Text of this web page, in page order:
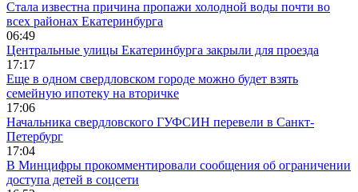
Стала известна причина пропажи холодной воды почти во
всех районах Екатеринбурга
06:49
Центральные улицы Екатеринбурга закрыли для проезда
17:17
Еще в одном свердловском городе можно будет взять
семейную ипотеку на вторичке
17:06
Начальника свердловского ГУФСИН перевели в Санкт-
Петербург
17:04
В Минцифры прокомментировали сообщения об ограничении
доступа детей в соцсети